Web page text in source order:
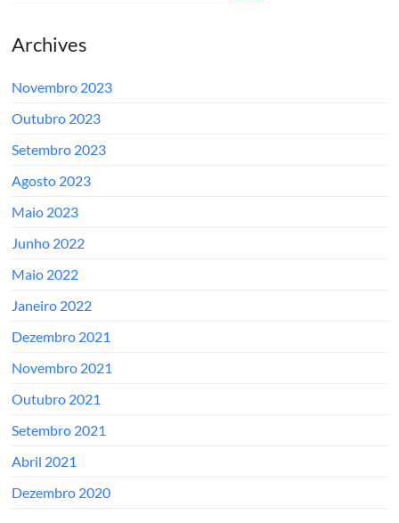
Oeiras
em
1960
Maestro
Cesar
Archives
Novembro 2023
Outubro 2023
Setembro 2023
Agosto 2023
Maio 2023
Junho 2022
Maio 2022
Janeiro 2022
Dezembro 2021
Novembro 2021
Outubro 2021
Setembro 2021
Abril 2021
Dezembro 2020